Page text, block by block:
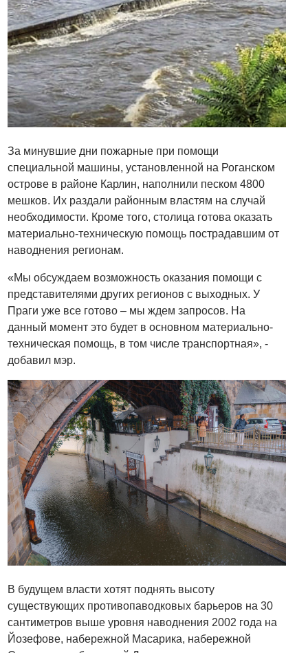
За минувшие дни пожарные при помощи
специальной машины, установленной на Роганском
острове в районе Карлин, наполнили песком 4800
мешков. Их раздали районным властям на случай
необходимости. Кроме того, столица готова оказать
материально-техническую помощь пострадавшим от
наводнения регионам.
«Мы обсуждаем возможность оказания помощи с
представителями других регионов с выходных. У
Праги уже все готово – мы ждем запросов. На
данный момент это будет в основном материально-
техническая помощь, в том числе транспортная», -
добавил мэр.
В будущем власти хотят поднять высоту
существующих противопаводковых барьеров на 30
сантиметров выше уровня наводнения 2002 года на
Йозефове, набережной Масарика, набережной